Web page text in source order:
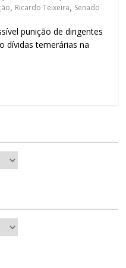
, Ricardo Teixeira, Senado
punição de dirigentes
dívidas temerárias na